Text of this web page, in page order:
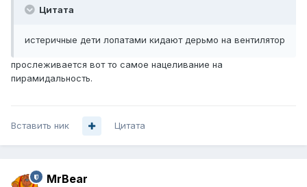
Цитата
истеричные дети лопатами кидают дерьмо на вентилятор
прослеживается вот то самое нацеливание на
пирамидальность.
Вставить ник Цитата
MrBear